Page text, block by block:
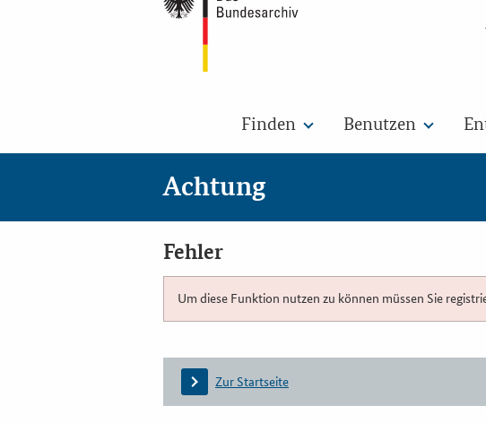
Finden Benutzen
Achtung
Fehler
Um diese Funktion nutzen zu können müssen Sie
Zur Startseite